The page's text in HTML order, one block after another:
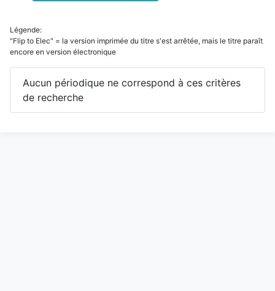
Légende:
"Flip to Elec" = la version imprimée du titre s'est arrêtée, mais le titre paraît
encore en version électronique
Aucun périodique ne correspond à ces critères
de recherche